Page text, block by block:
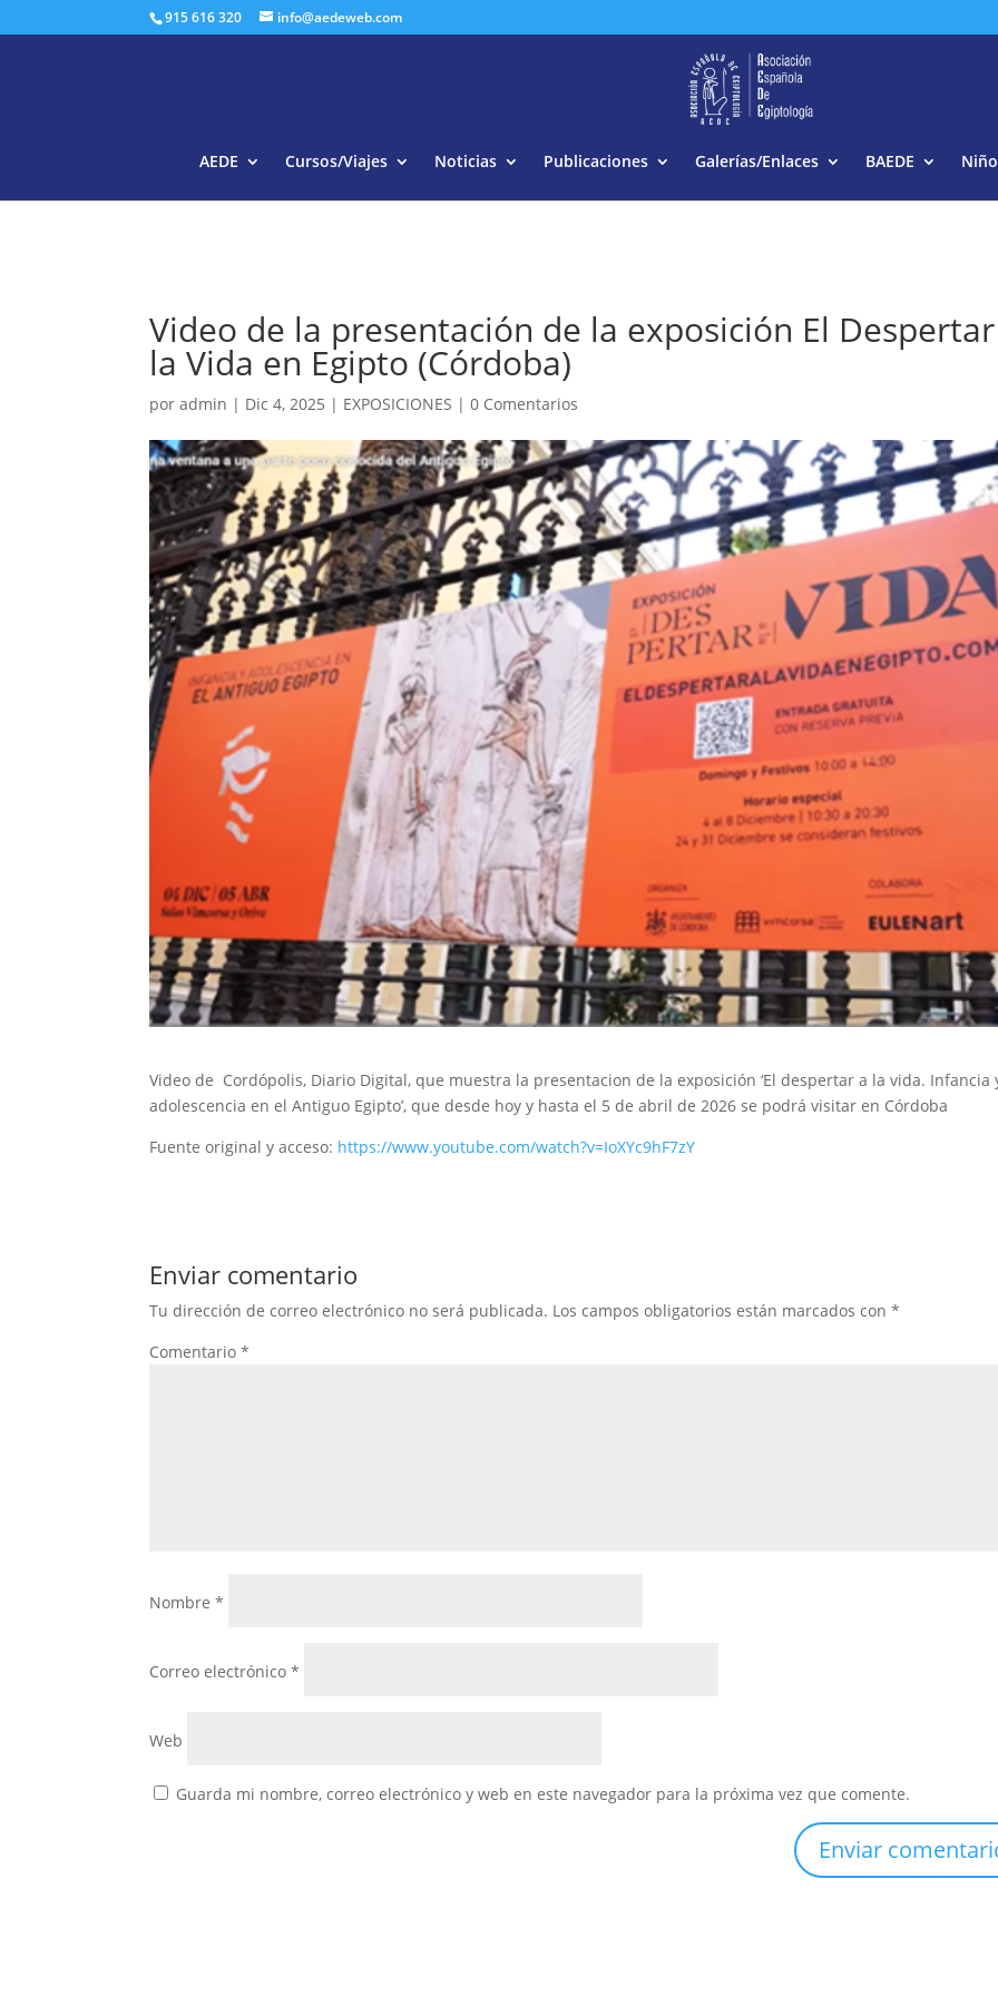
915 616 320 info@aedeweb.com
AEDE Cursos/Viajes Noticias Publicaciones Galerías/Enlaces BAEDE
Video de la presentación de la exposición El
la Vida en Egipto (Córdoba)
poradmin | Dic 4, 2025 | EXPOSICIONES |0 Comentarios
Video de Cordópolis, Diario Digital, que muestra la presentacion de la exposición ‘El despertar a la vida. Infancia
adolescencia en el Antiguo Egipto’, que desde hoy y hasta el 5 de abril de 2026 se podrá visitar en Córdoba
Fuente original y acceso: https://www.youtube.com/watch?v=IoXYc9hF7zY
Enviar comentario
Tu dirección de correo electrónico no será publicada. Los campos obligatorios están marcados con*
Comentario*
Nombre*
Correo electrónico*
Web
Guarda mi nombre, correo electrónico y web en este navegador para la próxima vez que comente.